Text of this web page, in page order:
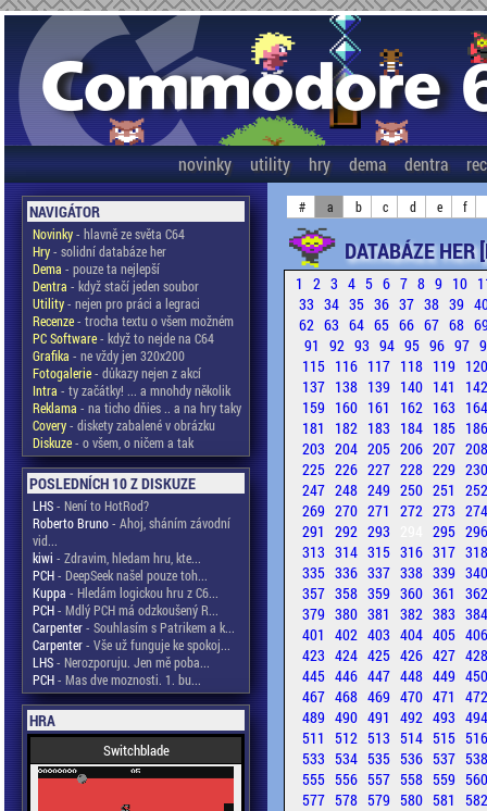
novinky utility hry dema dentra
NAVIGÁTOR
Novinky- hlavně ze světa C64
Hry- solidní databáze her
Dema - pouze ta nejlepší
Dentra - když stačí jeden soubor
Utility- nejen pro práci a legraci
Recenze- trocha textu o všem možném
PC Software- když to nejde na C64
Grafika - ne vždy jen 320x200
Fotogalerie- důkazy nejen z akcí
Intra - ty začátky! ... a mnohdy několik
Reklama - na ticho dňies .. a na hry taky
Covery- diskety zabalené v obrázku
Diskuze- o všem, o ničem a tak
POSLEDNÍCH 10 Z DISKUZE
LHS- Není to HotRod?
Roberto Bruno- Ahoj, sháním závodní
vid...
kiwi - Zdravim, hledam hru, kte...
PCH- DeepSeek našel pouze toh...
Kuppa - Hledám logickou hru z C6...
PCH- Mdlý PCH má odzkoušený R...
Carpenter- Souhlasím s Patrikem a k...
Carpenter- Vše už funguje ke spokoj...
LHS- Nerozporuju. Jen mě poba...
PCH- Mas dve moznosti. 1. bu...
HRA
Switchblade
# a b c d e f
DATABÁZE
1 2 3 4 5 6 7 8 9 10
33 34 35 36 37 38 39
62 63 64 65 66 67 68
91 92 93 94 95 96 97
115 116 117 118 119
137 138 139 140 141
159 160 161 162 163
181
182 183 184 185
203 204 205 206 207
225 226 227 228 229
247 248 249 250 251
269 270 271 272 273
291 292 293 295
313 314 315 316 317
335 336 337 338 339
357 358 359 360 361
379 380 381 382 383
401 402 403 404 405
423 424 425 426 427
445 446 447 448 449
467 468 469 470 471
489 490 491 492 493
511 512 513 514 515
533 534 535 536 537
555 556 557 558 559
577 578 579 580 581